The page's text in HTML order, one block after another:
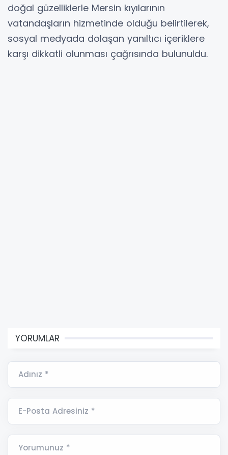
doğal güzelliklerle Mersin kıyılarının
vatandaşların hizmetinde olduğu belirtilerek,
sosyal medyada dolaşan yanıltıcı içeriklere
karşı dikkatli olunması çağrısında bulunuldu.
YORUMLAR
Adınız *
E-Posta Adresiniz *
Yorumunuz *